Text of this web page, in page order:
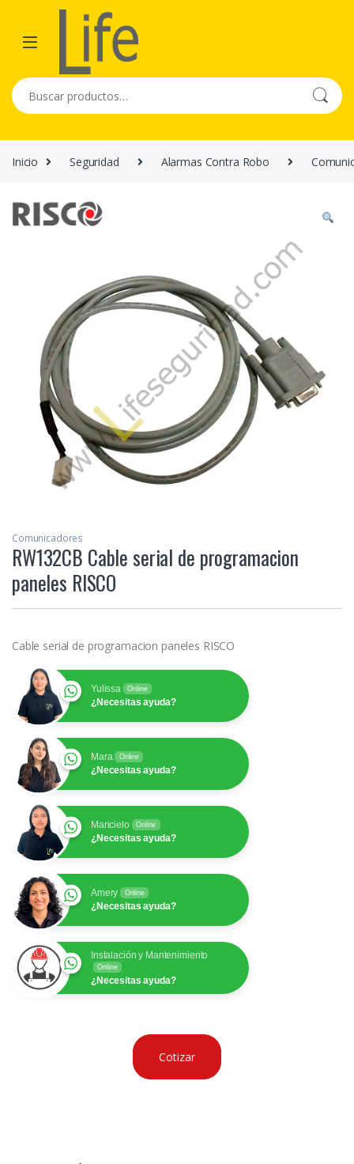
Skip to navigation
Skip to content
Buscar por:
Inicio Seguridad Alarmas Contra Robo
Comunicadores
RW132CB Cable serial de programacion
paneles RISCO
Cable serial de programacion paneles RISCO
Yulissa Online
¿Necesitas ayuda?
Mara Online
¿Necesitas ayuda?
Maricielo Online
¿Necesitas ayuda?
Amery Online
¿Necesitas ayuda?
Instalación y Mantenimiento
Online
¿Necesitas ayuda?
Cotizar